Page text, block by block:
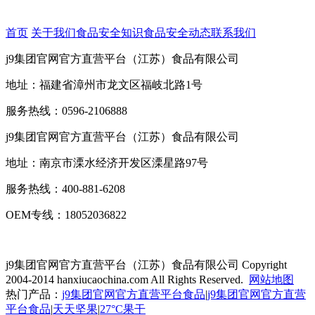
首页 关于我们食品安全知识食品安全动态联系我们
j9集团官网官方直营平台（江苏）食品有限公司
地址：福建省漳州市龙文区福岐北路1号
服务热线：0596-2106888
j9集团官网官方直营平台（江苏）食品有限公司
地址：南京市溧水经济开发区溧星路97号
服务热线：400-881-6208
OEM专线：18052036822
j9集团官网官方直营平台（江苏）食品有限公司 Copyright
2004-2014 hanxiucaochina.com All Rights Reserved.
网站地图
热门产品： j9集团官网官方直营平台食品|j9集团官网官方直营
平台食品|天天坚果|27°C果干